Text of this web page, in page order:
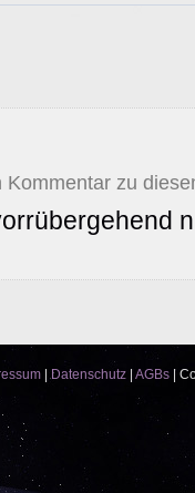
zu
|Datenschutz AGBs |